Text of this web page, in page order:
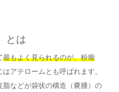
とは
最もよく見られるのが、粉瘤
アテロームとも呼ばれます。
などが袋状の構造（嚢腫）の